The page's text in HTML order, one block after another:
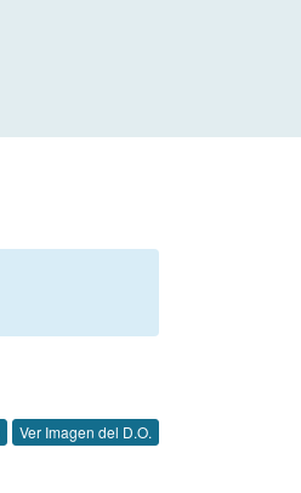
Ver Imagen del D.O.